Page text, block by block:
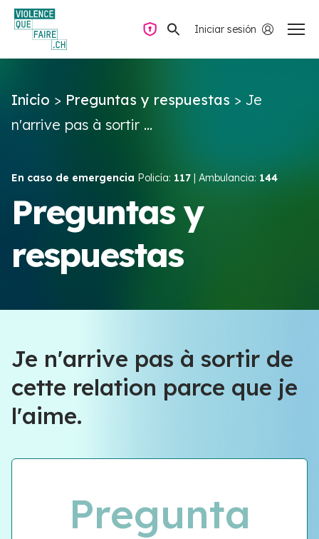
Iniciar sesión
Preguntas y respuestas
Violencia de pareja
Recursos y campañas
Navegación privada
Inicio > Preguntas y respuestas > Je
n'arrive pas à sortir ...
En caso de emergencia Policía: 117 | Ambulancia: 144
Preguntas y
respuestas
Je n'arrive pas à sortir de
cette relation parce que je
l'aime.
Pregunta